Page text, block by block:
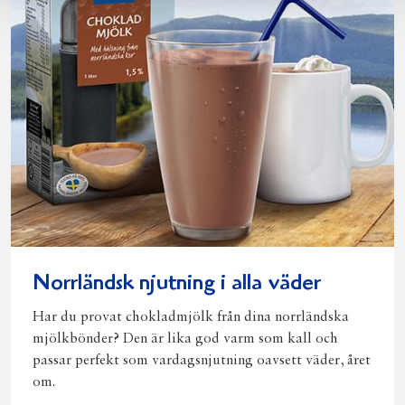
Norrländsk njutning i alla väder
Har du provat chokladmjölk från dina norrländska
mjölkbönder? Den är lika god varm som kall och
passar perfekt som vardagsnjutning oavsett väder, året
om.